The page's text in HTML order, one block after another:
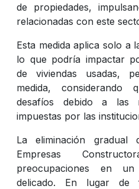
de propiedades,
relacionadas con este
Esta medida aplica solo a
lo que podría impactar
de viviendas usadas,
medida,
desafíos debido a las
impuestas por las
La eliminación gradual
Empresas
preocupaciones en un
delicado. En lugar